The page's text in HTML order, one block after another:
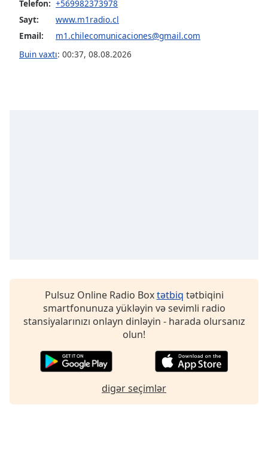
Opacity
Caption
Font
Reset
Telefon: +569982373978
Sayt:
www.m1radio.cl
Email:
m1.chilecomunicaciones@gmail.com
Buin vaxtı: 00:37, 08.08.2026
Pulsuz Online Radio Boxtətbiq tətbiqini
smartfonunuza yükləyin və sevimli radio
stansiyalarınızı onlayn dinləyin - harada olursanız
olun!
digər seçimlər